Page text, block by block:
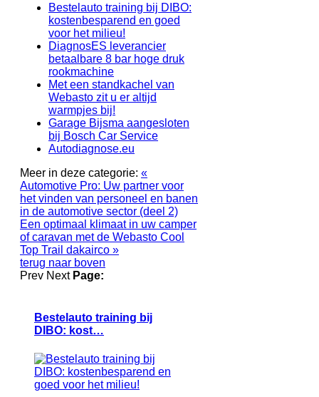
Bestelauto training bij DIBO:
kostenbesparend en goed
voor het milieu!
DiagnosES leverancier
betaalbare 8 bar hoge druk
rookmachine
Met een standkachel van
Webasto zit u er altijd
warmpjes bij!
Garage Bijsma aangesloten
bij Bosch Car Service
Autodiagnose.eu
Meer in deze categorie: «
Automotive Pro: Uw partner voor
het vinden van personeel en banen
in de automotive sector (deel 2)
Een optimaal klimaat in uw camper
of caravan met de Webasto Cool
Top Trail dakairco »
terug naar boven
Prev Next Page:
Bestelauto training bij
DIBO: kost…